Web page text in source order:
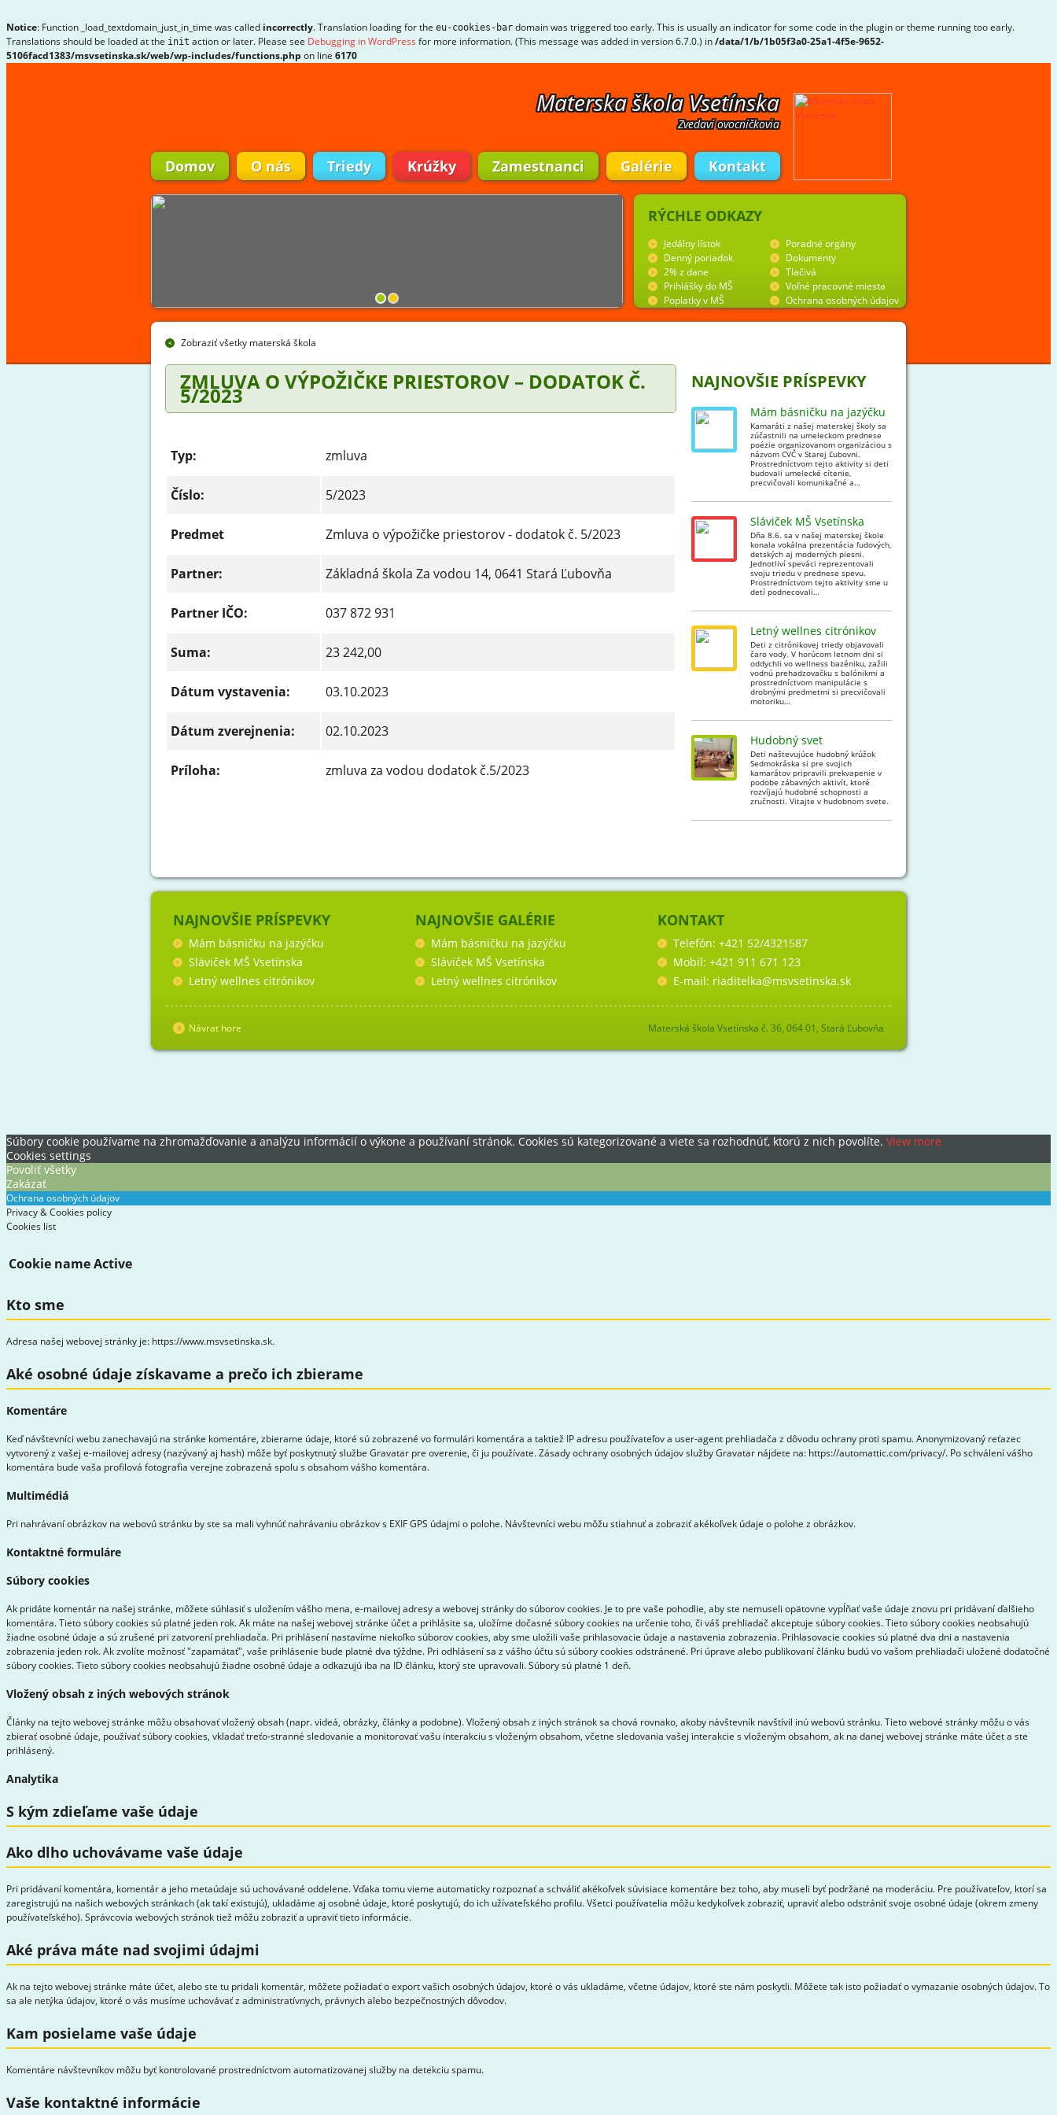
Notice: Function _load_textdomain_just_in_time was called incorrectly. Translation loading for the eu-cookies-bar domain was triggered too early. This is usually an indicator for some code in the plugin or theme running too early.
Translations should be loaded at the init action or later. Please see Debugging in WordPress for more information. (This message was added in version 6.7.0.) in/data/1/b/1b05f3a0-25a1-4f5e-9652-
5106facd1383/msvsetinska.sk/web/wp-includes/functions.php on line 6170
Materska škola Vsetínska
Zvedaví ovocníčkovia
Domov O nás Triedy Krúžky Zamestnanci Galérie Kontakt
RÝCHLE ODKAZY
Jedálny lístok
Poradné orgány
Denný poriadok
Dokumenty
2% z dane
Tlačivá
Prihlášky do MŠ
Voľné pracovné miesta
Poplatky v MŠ
Ochrana osobných údajov
NAJNOVŠIE PRÍSPEVKY
Mám básničku na jazýčku
Kamaráti z našej materskej školy sa
zúčastnili na umeleckom prednese
poézie organizovanom organizáciou s
názvom CVČ v Starej Ľubovni.
Prostredníctvom tejto aktivity si deti
budovali umelecké cítenie,
precvičovali komunikačné a…
Sláviček MŠ Vsetínska
Dňa 8.6. sa v našej materskej škole
konala vokálna prezentácia ľudových,
detských aj moderných piesni.
Jednotliví speváci reprezentovali
svoju triedu v prednese spevu.
Prostredníctvom tejto aktivity sme u
detí podnecovali…
Letný wellnes citrónikov
Deti z citrónikovej triedy objavovali
čaro vody. V horúcom letnom dni si
oddychli vo wellness bazéniku, zažili
vodnú prehadzovačku s balónikmi a
prostredníctvom manipulácie s
drobnými predmetmi si precvičovali
motoriku…
Hudobný svet
Deti naštevujúce hudobný krúžok
Sedmokráska si pre svojich
kamarátov pripravili prekvapenie v
podobe zábavných aktivít, ktoré
rozvíjajú hudobné schopnosti a
zručnosti. Vitajte v hudobnom svete.
Zobraziť všetky materská škola
ZMLUVA O VÝPOŽIČKE PRIESTOROV – DODATOK Č.
5/2023
Typ: zmluva
Číslo: 5/2023
Predmet Zmluva o výpožičke priestorov - dodatok č. 5/2023
Partner: Základná škola Za vodou 14, 0641 Stará Ľubovňa
Partner IČO: 037 872 931
Suma: 23 242,00
Dátum vystavenia: 03.10.2023
Dátum zverejnenia: 02.10.2023
Príloha: zmluva za vodou dodatok č.5/2023
NAJNOVŠIE PRÍSPEVKY
Mám básničku na jazýčku
Sláviček MŠ Vsetínska
Letný wellnes citrónikov
NAJNOVŠIE GALÉRIE
Mám básničku na jazýčku
Sláviček MŠ Vsetínska
Letný wellnes citrónikov
KONTAKT
Telefón: +421 52/4321587
Mobil: +421 911 671 123
E-mail: riaditelka@msvsetinska.sk
Materská škola Vsetínska č. 36, 064 01, Stará Ľubovňa
Návrat hore
Súbory cookie používame na zhromažďovanie a analýzu informácií o výkone a používaní stránok. Cookies sú kategorizované a viete sa rozhodnúť, ktorú z nich povolíte. View more
Cookies settings
Povoliť všetky
Zakázať
Ochrana osobných údajov
Privacy & Cookies policy
Cookies list
Cookie nameActive
Kto sme
Adresa našej webovej stránky je: https://www.msvsetinska.sk.
Aké osobné údaje získavame a prečo ich zbierame
Komentáre
Keď návštevníci webu zanechavajú na stránke komentáre, zbierame údaje, ktoré sú zobrazené vo formulári komentára a taktiež IP adresu používateľov a user-agent prehliadača z dôvodu ochrany proti spamu. Anonymizovaný reťazec
vytvorený z vašej e-mailovej adresy (nazývaný aj hash) môže byť poskytnutý službe Gravatar pre overenie, či ju používate. Zásady ochrany osobných údajov služby Gravatar nájdete na: https://automattic.com/privacy/. Po schválení vášho
komentára bude vaša profilová fotografia verejne zobrazená spolu s obsahom vášho komentára.
Multimédiá
Pri nahrávaní obrázkov na webovú stránku by ste sa mali vyhnúť nahrávaniu obrázkov s EXIF GPS údajmi o polohe. Návštevníci webu môžu stiahnuť a zobraziť akékoľvek údaje o polohe z obrázkov.
Kontaktné formuláre
Súbory cookies
Ak pridáte komentár na našej stránke, môžete súhlasiť s uložením vášho mena, e-mailovej adresy a webovej stránky do súborov cookies. Je to pre vaše pohodlie, aby ste nemuseli opätovne vypĺňať vaše údaje znovu pri pridávaní ďalšieho
komentára. Tieto súbory cookies sú platné jeden rok. Ak máte na našej webovej stránke účet a prihlásite sa, uložíme dočasné súbory cookies na určenie toho, či váš prehliadač akceptuje súbory cookies. Tieto súbory cookies neobsahujú
žiadne osobné údaje a sú zrušené pri zatvorení prehliadača. Pri prihlásení nastavíme niekoľko súborov cookies, aby sme uložili vaše prihlasovacie údaje a nastavenia zobrazenia. Prihlasovacie cookies sú platné dva dni a nastavenia
zobrazenia jeden rok. Ak zvolíte možnosť "zapamätať", vaše prihlásenie bude platné dva týždne. Pri odhlásení sa z vášho účtu sú súbory cookies odstránené. Pri úprave alebo publikovaní článku budú vo vašom prehliadači uložené dodatočné
súbory cookies. Tieto súbory cookies neobsahujú žiadne osobné údaje a odkazujú iba na ID článku, ktorý ste upravovali. Súbory sú platné 1 deň.
Vložený obsah z iných webových stránok
Články na tejto webovej stránke môžu obsahovať vložený obsah (napr. videá, obrázky, články a podobne). Vložený obsah z iných stránok sa chová rovnako, akoby návštevník navštívil inú webovú stránku. Tieto webové stránky môžu o vás
zbierať osobné údaje, používať súbory cookies, vkladať treťo-stranné sledovanie a monitorovať vašu interakciu s vloženým obsahom, včetne sledovania vašej interakcie s vloženým obsahom, ak na danej webovej stránke máte účet a ste
prihlásený.
Analytika
S kým zdieľame vaše údaje
Ako dlho uchovávame vaše údaje
Pri pridávaní komentára, komentár a jeho metaúdaje sú uchovávané oddelene. Vďaka tomu vieme automaticky rozpoznať a schváliť akékoľvek súvisiace komentáre bez toho, aby museli byť podržané na moderáciu. Pre používateľov, ktorí sa
zaregistrujú na našich webových stránkach (ak takí existujú), ukladáme aj osobné údaje, ktoré poskytujú, do ich užívateľského profilu. Všetci používatelia môžu kedykoľvek zobraziť, upraviť alebo odstrániť svoje osobné údaje (okrem zmeny
používateľského). Správcovia webových stránok tiež môžu zobraziť a upraviť tieto informácie.
Aké práva máte nad svojimi údajmi
Ak na tejto webovej stránke máte účet, alebo ste tu pridali komentár, môžete požiadať o export vašich osobných údajov, ktoré o vás ukladáme, včetne údajov, ktoré ste nám poskytli. Môžete tak isto požiadať o vymazanie osobných údajov. To
sa ale netýka údajov, ktoré o vás musíme uchovávať z administratívnych, právnych alebo bezpečnostných dôvodov.
Kam posielame vaše údaje
Komentáre návštevníkov môžu byť kontrolované prostredníctvom automatizovanej služby na detekciu spamu.
Vaše kontaktné informácie